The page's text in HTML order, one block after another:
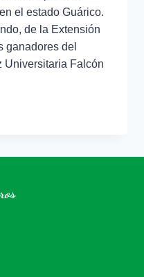
el estado Guárico.
de la Extensión
ganadores del
Universitaria Falcón